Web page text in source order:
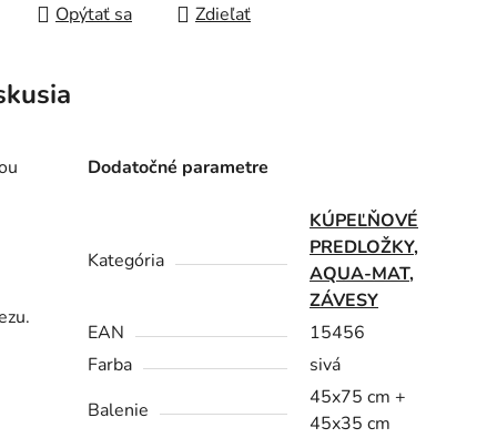
Opýtať sa Zdieľať
Dodatočné parametre
Kategória
KÚPEĽŇOVÉ
PREDLOŽKY,
AQUA-MAT,
ZÁVESY
EAN
15456
Farba
sivá
Balenie
45x75 cm +
45x35 cm